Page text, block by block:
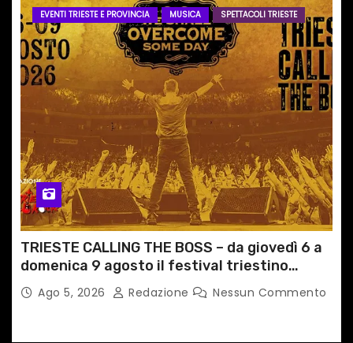
EVENTI TRIESTE E PROVINCIA MUSICA SPETTACOLI TRIESTE
TRIESTE CALLING THE BOSS – da giovedì 6 a
domenica 9 agosto il festival triestino
dedicato a Springsteen
Ago 5, 2026 Redazione Nessun Commento